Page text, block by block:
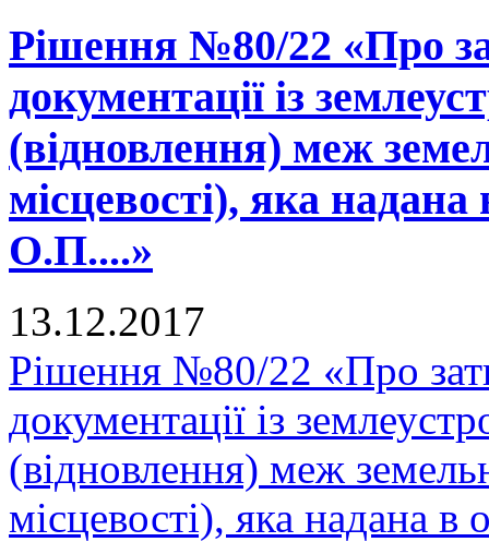
Рішення №80/22 «Про
документації із
(відновлення) меж
місцевості), яка
О.П....»
13.12.2017
Рішення №80/22 «Про
документації із
(відновлення) меж
місцевості), яка надана